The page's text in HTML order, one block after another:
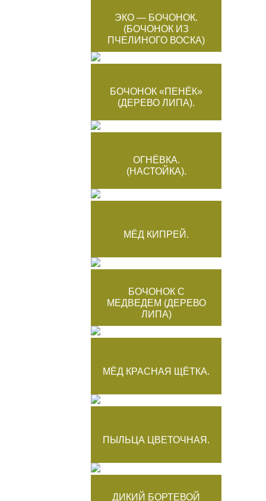
ЭКО — БОЧОНОК.
(БОЧОНОК ИЗ
ПЧЕЛИНОГО ВОСКА)
БОЧОНОК «ПЕНЁК»
(ДЕРЕВО ЛИПА).
ОГНЁВКА.
(НАСТОЙКА).
МЁД КИПРЕЙ.
БОЧОНОК С
МЕДВЕДЕМ (ДЕРЕВО
ЛИПА)
МЁД КРАСНАЯ ЩЁТКА.
ПЫЛЬЦА ЦВЕТОЧНАЯ.
ДИКИЙ БОРТЕВОЙ